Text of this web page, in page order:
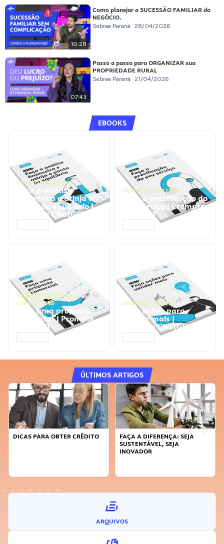
10:28
Como planejar a SUCESSÃO FAMILIAR do
NEGÓCIO.
Sebrae Paraná 28/04/2026
07:43
Passo a passo para ORGANIZAR sua
PROPRIEDADE RURAL
Sebrae Paraná 21/04/2026
EBOOKS
GESTÃO FINANCEIRA
Faça a análise
financeira e atinja o
ponto de equilíbrio |
Prompts ChatGPT
GESTÃO FINANCEIRA
Faça a precificação do
seu serviço | Prompts
ChatGPT
NEGÓCIOS, PROCESSOS
EMPRESARIAIS
Faça uma proposta
comercial | Prompts
ChatGPT
NEGÓCIOS, VENDAS
Faça ações para
vender mais |
Prompts ChatGPT
ÚLTIMOS ARTIGOS
DICAS PARA OBTER CRÉDITO
FAÇA A DIFERENÇA: SEJA
SUSTENTÁVEL, SEJA
INOVADOR
ARQUIVOS